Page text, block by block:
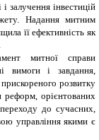
залучення інвестицій
Надання митним
її ефективність як
митної справи
вимоги і завдання,
розвитку
реформ, орієнтованих
до сучасних,
управління якими є